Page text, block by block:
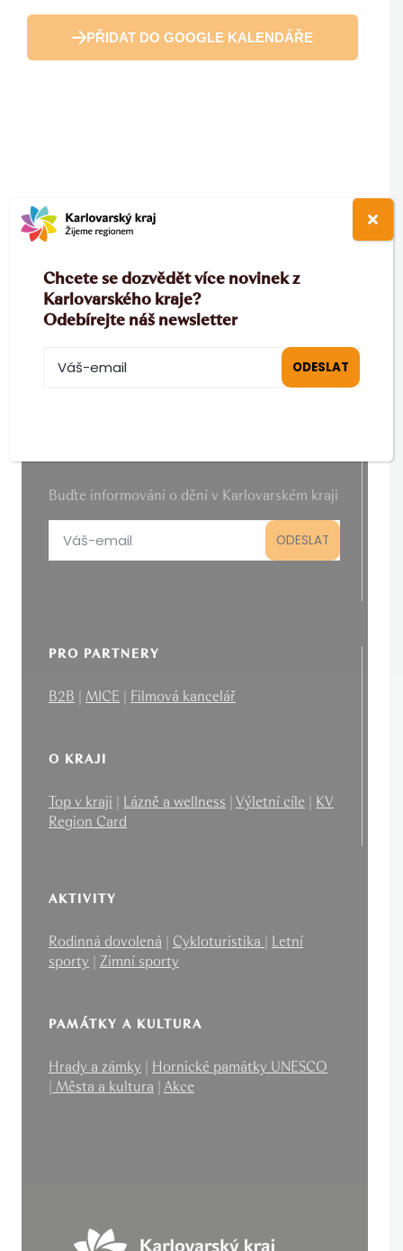
ZOBRAZIT NA MAPĚ
PŘIDAT DO GOOGLE KALENDÁŘE
Buďte informováni o dění v Karlovarském kraji
PRO PARTNERY
B2B MICE Filmová kancelář
O KRAJI
Top v kraji Lázně a wellness Výletní cíle
KV
Region Card
AKTIVITY
Rodinná dovolená Cykloturistika
Letní
sporty
Zimní sporty
PAMÁTKY A KULTURA
Hrady a zámky
Hornické památky UNESCO
Města a kultura Akce
Chcete se dozvědět více novinek z
Karlovarského kraje?
Odebírejte náš newsletter